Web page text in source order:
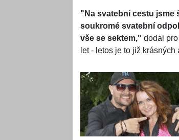
"Na svatební cestu jsme
soukromé svatební
vše se sektem," dodal
let - letos je to již